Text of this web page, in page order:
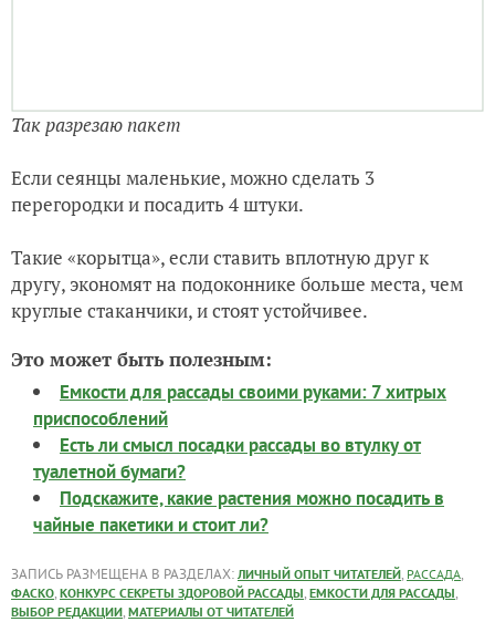
Так разрезаю пакет
Если сеянцы маленькие, можно сделать 3
перегородки и посадить 4 штуки.
Такие «корытца», если ставить вплотную друг к
другу, экономят на подоконнике больше места, чем
круглые стаканчики, и стоят устойчивее.
Это может быть полезным:
Емкости для рассады своими руками: 7 хитрых
приспособлений
Есть ли смысл посадки рассады во втулку от
туалетной бумаги?
Подскажите, какие растения можно посадить в
чайные пакетики и стоит ли?
ЗАПИСЬ РАЗМЕЩЕНА В РАЗДЕЛАХ: ЛИЧНЫЙ ОПЫТ ЧИТАТЕЛЕЙ, РАССАДА,
ФАСКО, КОНКУРС СЕКРЕТЫ ЗДОРОВОЙ РАССАДЫ, ЕМКОСТИ ДЛЯ РАССАДЫ,
ВЫБОР РЕДАКЦИИ, МАТЕРИАЛЫ ОТ ЧИТАТЕЛЕЙ